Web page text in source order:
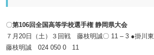
〇第106回全国高等学校選手権 静岡県大会
７月20日（土）３回戦 藤枝明誠〇 11 – 3 ●掛川東
藤枝明誠 024 050 0 11